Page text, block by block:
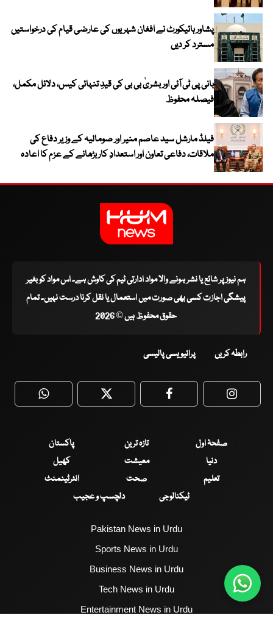
پشاور ہائیکورٹ نے افغان شہریوں کی عارضی قیام کی درخواستیں
مسترد کر دیں
بانی پی ٹی آئی اور بشریٰ بی بی کی قیدِ تنہائی کیس، دلائل مکمل،
فیصلہ محفوظ
فیلڈ مارشل سید عاصم منیر اور صومالیہ کے وزیر دفاع کی
ملاقات، دفاعی تعاون اور استعدادِ کار بڑھانے کے عزم کا اعادہ
ہم نیوز پر شائع یا نشر ہونے والا مواد ادارتی ٹیم کی کاوش ہے۔ اس مواد کو بغیر
پیشگی اجازت کسی بھی صورت میں استعمال یا نقل کرنا درست نہیں۔ تمام
حقوق محفوظ ہیں © 2026
رابطہ کریں پرائیویسی پالیسی
WhatsApp Twitter Facebook
صفحۂ اول تازہ ترین
پاکستان
دنیا
معیشت
کھیل
تعلیم
صحت
انٹرٹینمنٹ
ٹیکنالوجی
دلچسپ و عجیب
Pakistan News in Urdu
Sports News in Urdu
Business News in Urdu
Tech News in Urdu
Entertainment News in Urdu